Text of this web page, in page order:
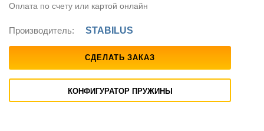
Оплата по счету или картой онлайн
Производитель: STABILUS
СДЕЛАТЬ ЗАКАЗ
КОНФИГУРАТОР ПРУЖИНЫ